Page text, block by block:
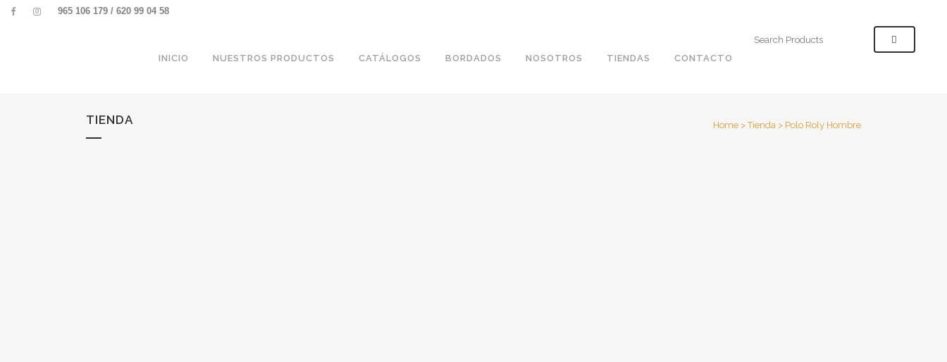
965 106 179 / 620 99 04 58
INICIO NUESTROS PRODUCTOS CATÁLOGOS BORDADOS NOSOTROS TIENDAS CONTACTO
TIENDA Home >Tienda > Polo Roly Hombre